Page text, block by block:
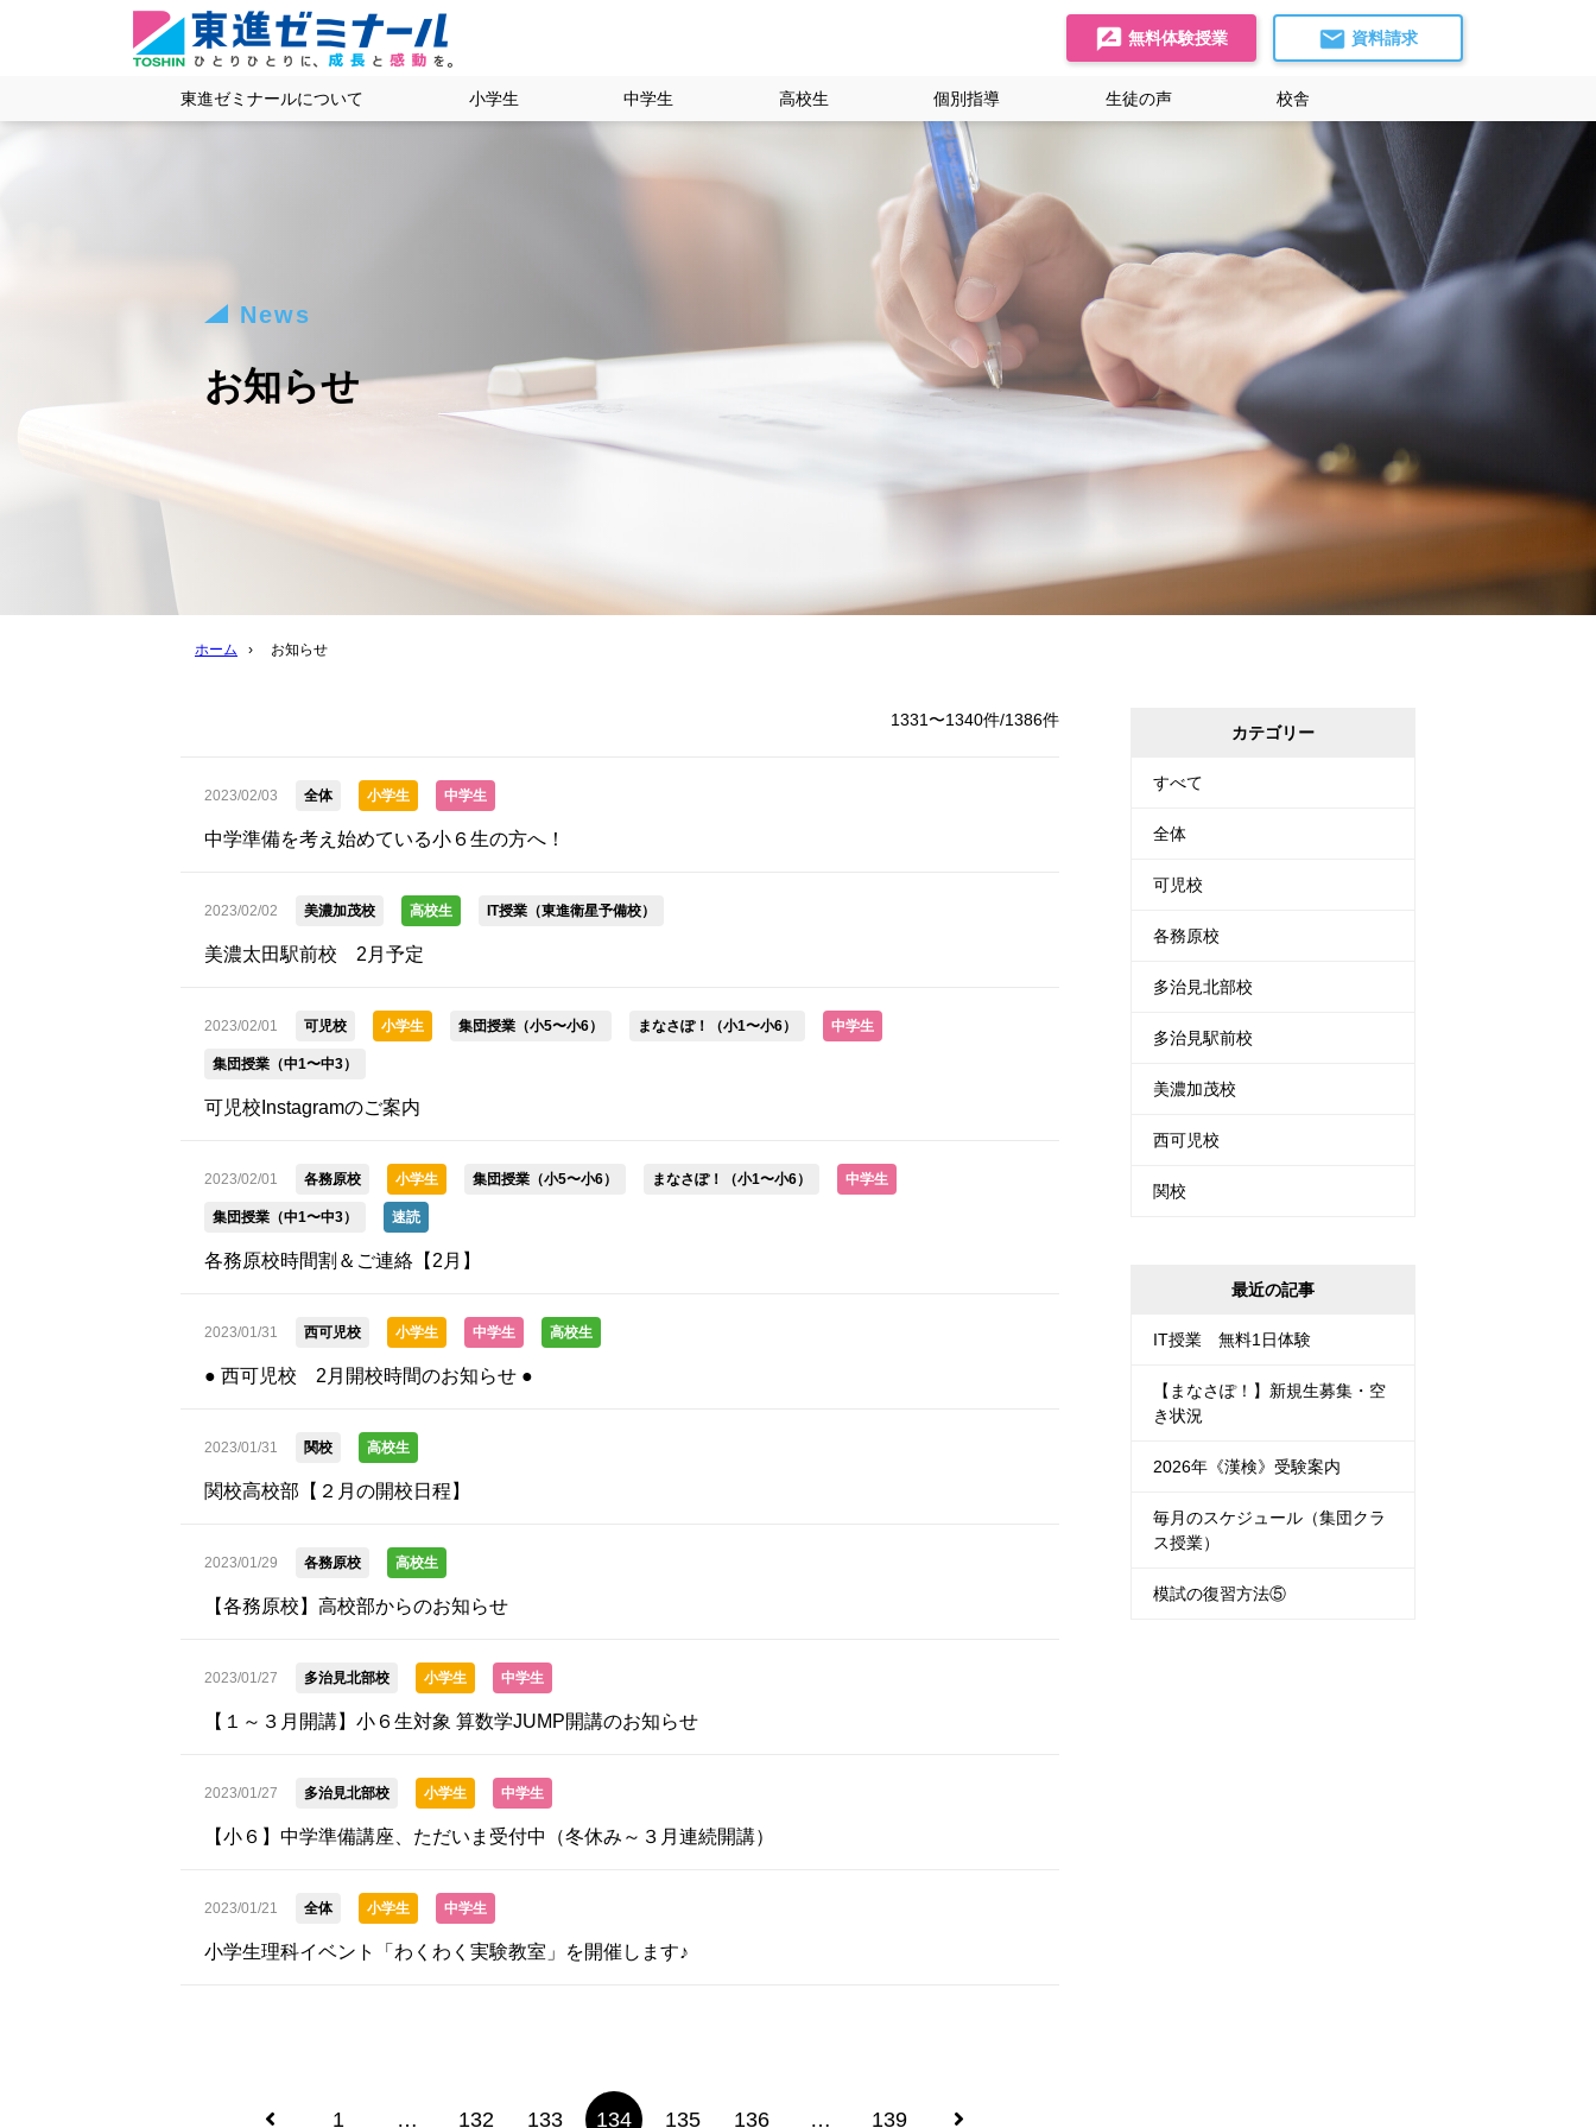
無料体験授業 資料請求
東進ゼミナールについて 小学生 中学生 高校生 個別指導 生徒の声 校舎
News
お知らせ
ホーム › お知らせ
1331〜1340件/1386件
2023/02/03 全体 小学生 中学生
中学準備を考え始めている小６生の方へ！
2023/02/02 美濃加茂校 高校生 IT授業（東進衛星予備校）
美濃太田駅前校 2月予定
2023/02/01 可児校 小学生 集団授業（小5〜小6） まなさぽ！（小1〜小6） 中学生
集団授業（中1〜中3）
可児校Instagramのご案内
2023/02/01 各務原校 小学生 集団授業（小5〜小6） まなさぽ！（小1〜小6） 中学生
集団授業（中1〜中3） 速読
各務原校時間割＆ご連絡【2月】
2023/01/31 西可児校 小学生 中学生 高校生
● 西可児校 2月開校時間のお知らせ ●
2023/01/31 関校 高校生
関校高校部【２月の開校日程】
2023/01/29 各務原校 高校生
【各務原校】高校部からのお知らせ
2023/01/27 多治見北部校 小学生 中学生
【１～３月開講】小６生対象 算数学JUMP開講のお知らせ
2023/01/27 多治見北部校 小学生 中学生
【小６】中学準備講座、ただいま受付中（冬休み～３月連続開講）
2023/01/21 全体 小学生 中学生
小学生理科イベント「わくわく実験教室」を開催します♪
1 … 132 133 134 135 136 … 139
カテゴリー
すべて
全体
可児校
各務原校
多治見北部校
多治見駅前校
美濃加茂校
西可児校
関校
最近の記事
IT授業 無料1日体験
【まなさぽ！】新規生募集・空
き状況
2026年《漢検》受験案内
毎月のスケジュール（集団クラ
ス授業）
模試の復習方法⑤